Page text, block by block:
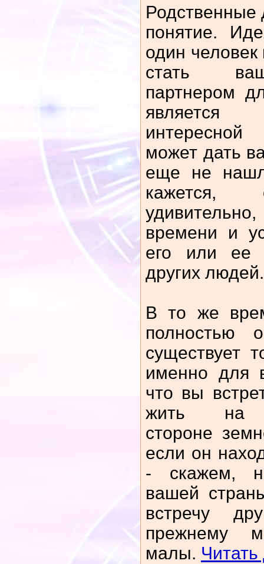
понятие.
один
стать
партнером
является
может дать
еще не
кажется,
времени и
его или ее
других людей.
В то же
полностью
существует
именно для
что вы
жить на
стороне
если он
- скажем,
вашей
встречу
прежнему
малы.